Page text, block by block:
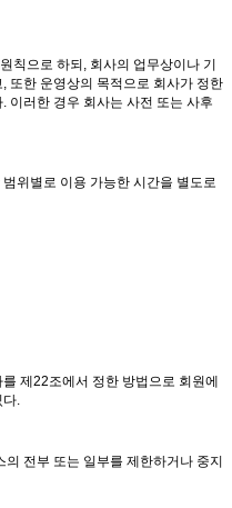
칙으로 하되, 회사의 업무상이나 기
또한 운영상의 목적으로 회사가 정한
이러한 경우 회사는 사전 또는 사후
위별로 이용 가능한 시간을 별도로
제22조에서 정한 방법으로 회원에
.
전부 또는 일부를 제한하거나 중지